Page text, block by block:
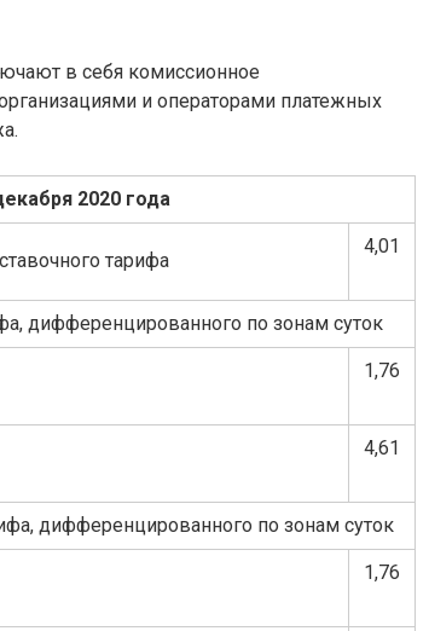
в себя комиссионное
и операторами платежных
2020 года
тарифа
4,01
дифференцированного по зонам суток
1,76
4,61
дифференцированного по зонам суток
1,76